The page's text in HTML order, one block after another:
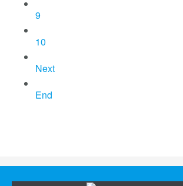
9
10
Next
End